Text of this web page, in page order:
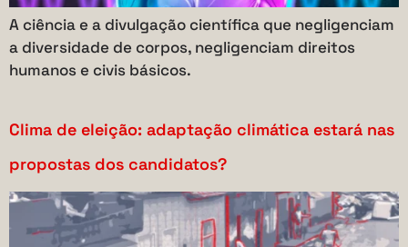
A ciência e a divulgação científica que negligenciam
a diversidade de corpos, negligenciam direitos
humanos e civis básicos.
Clima de eleição: adaptação climática estará nas
propostas dos candidatos?